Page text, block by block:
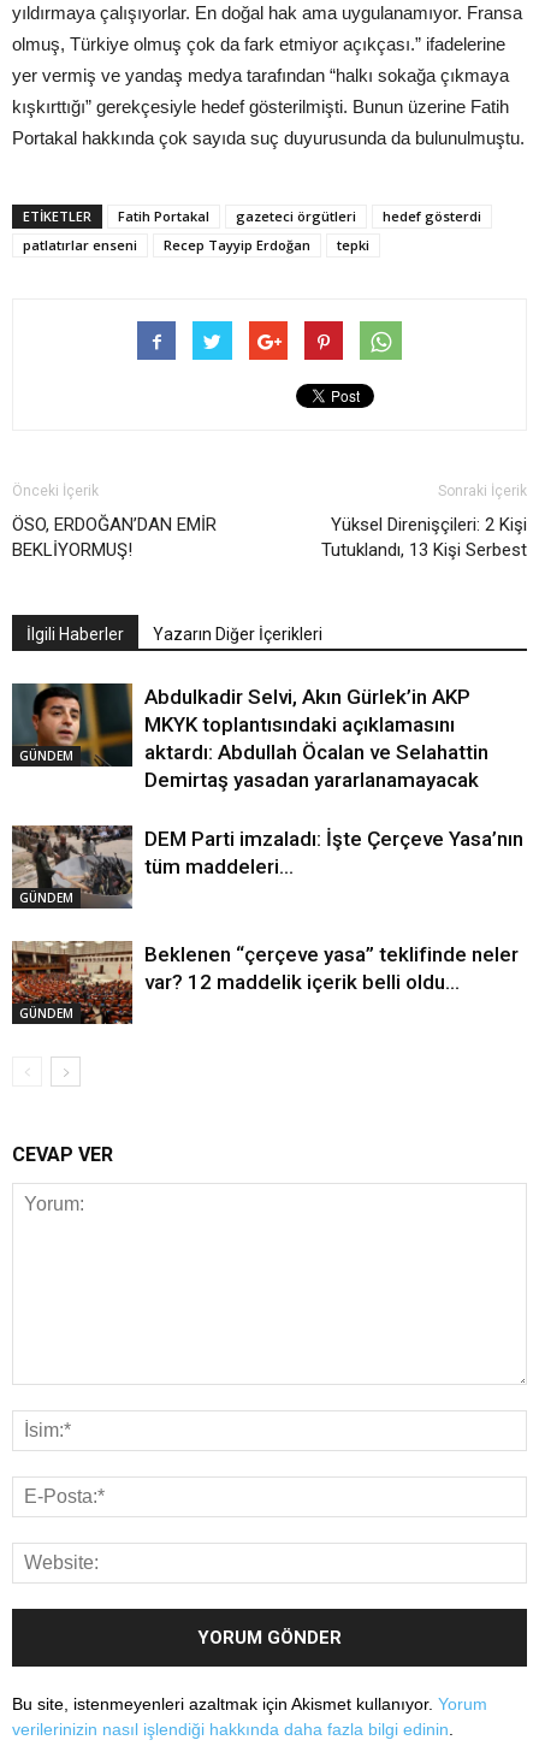
yıldırmaya çalışıyorlar. En doğal hak ama uygulanamıyor. Fransa
olmuş, Türkiye olmuş çok da fark etmiyor açıkçası.” ifadelerine
yer vermiş ve yandaş medya tarafından “halkı sokağa çıkmaya
kışkırttığı” gerekçesiyle hedef gösterilmişti. Bunun üzerine Fatih
Portakal hakkında çok sayıda suç duyurusunda da bulunulmuştu.
ETIKETLER Fatih Portakal gazeteci örgütleri
hedef gösterdi
patlatırlar enseni
Recep Tayyip Erdoğan tepki
Önceki İçerik
ÖSO, ERDOĞAN’DAN EMİR
BEKLİYORMUŞ!
Sonraki İçerik
Yüksel Direnişçileri: 2 Kişi
Tutuklandı, 13 Kişi Serbest
İlgili Haberler Yazarın Diğer İçerikleri
GÜNDEM
Abdulkadir Selvi, Akın Gürlek’in AKP
MKYK toplantısındaki açıklamasını
aktardı: Abdullah Öcalan ve Selahattin
Demirtaş yasadan yararlanamayacak
GÜNDEM
DEM Parti imzaladı: İşte Çerçeve Yasa’nın
tüm maddeleri…
GÜNDEM
Beklenen “çerçeve yasa” teklifinde neler
var? 12 maddelik içerik belli oldu…
CEVAP VER
Bu site, istenmeyenleri azaltmak için Akismet kullanıyor. Yorum
verilerinizin nasıl işlendiği hakkında daha fazla bilgi edinin